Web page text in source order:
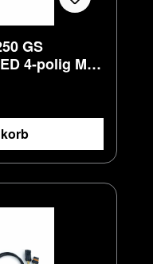
GS
4-polig M8-